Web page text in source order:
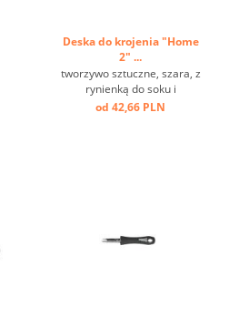
Deska do krojenia "Home
2" ...
tworzywo sztuczne, szara, z
rynienką do soku i
uchwytem ...
od 42,66 PLN